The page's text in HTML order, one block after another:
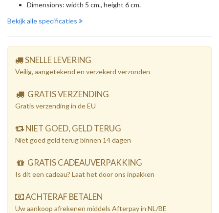
Dimensions: width 5 cm., height 6 cm.
Bekijk alle specificaties
SNELLE LEVERING
Veilig, aangetekend en verzekerd verzonden
GRATIS VERZENDING
Gratis verzending in de EU
NIET GOED, GELD TERUG
Niet goed geld terug binnen 14 dagen
GRATIS CADEAUVERPAKKING
Is dit een cadeau? Laat het door ons inpakken
ACHTERAF BETALEN
Uw aankoop afrekenen middels Afterpay in NL/BE